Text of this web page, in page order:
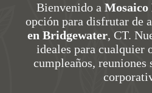
Bienvenido a Mosaico
opción para disfrutar de
en Bridgewater, CT.
ideales para cualquier
cumpleaños, reuniones